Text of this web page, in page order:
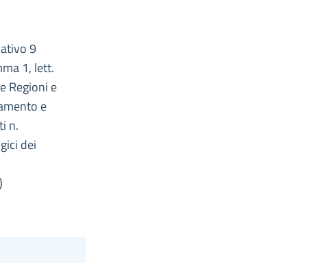
9
1, lett.
Regioni e
e
n.
dei